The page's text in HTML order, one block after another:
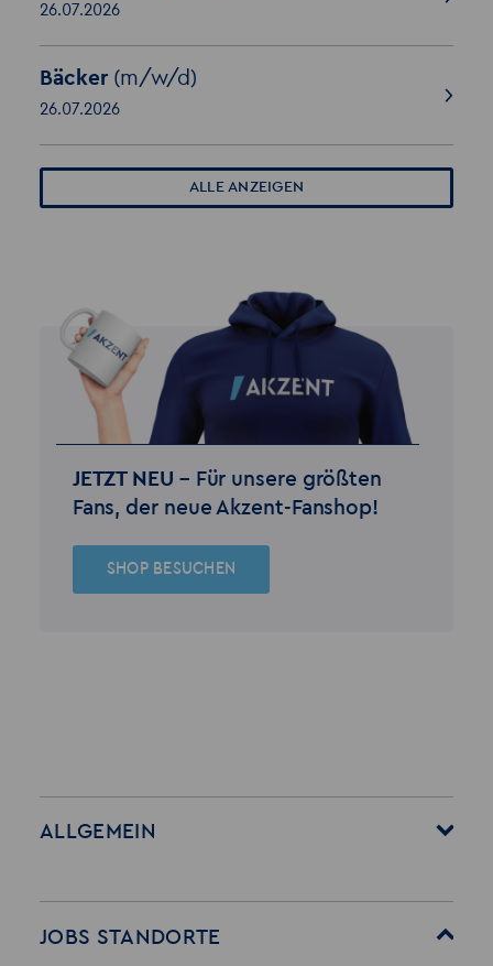
26.07.2026
Bäcker (m/w/d)
26.07.2026
ALLE ANZEIGEN
JETZT NEU – Für unsere größten
Fans, der neue Akzent-Fanshop!
SHOP BESUCHEN
ALLGEMEIN
Für Bewerber
JOBS STANDORTE